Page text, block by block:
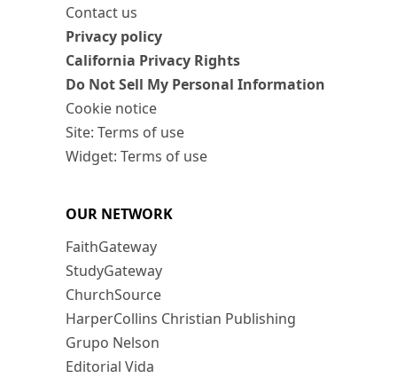
Contact us
Privacy policy
California Privacy Rights
Do Not Sell My Personal Information
Cookie notice
Site: Terms of use
Widget: Terms of use
OUR NETWORK
FaithGateway
StudyGateway
ChurchSource
HarperCollins Christian Publishing
Grupo Nelson
Editorial Vida